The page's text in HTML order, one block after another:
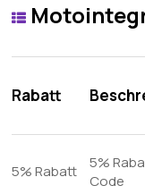
Rabatt
5% Rabatt
5%
Code